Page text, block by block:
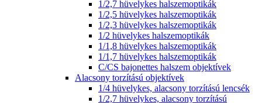
1/2,7 hüvelykes halszemoptikák
1/2,5 hüvelykes halszemoptikák
1/2,3 hüvelykes halszemoptikák
1/2 hüvelykes halszemoptikák
1/1,8 hüvelykes halszemoptikák
1/1,7 hüvelykes halszemoptikák
C/CS bajonettes halszem objektívek
Alacsony torzítású objektívek
1/4 hüvelykes, alacsony torzítású lencsék
1/2,7 hüvelykes, alacsony torzítású